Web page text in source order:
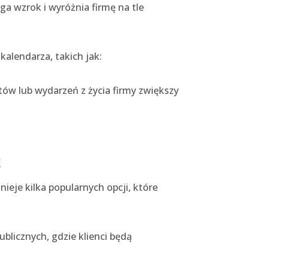
wzrok i wyróżnia firmę na tle
takich jak:
lub wydarzeń z życia firmy zwiększy
kilka popularnych opcji, które
gdzie klienci będą